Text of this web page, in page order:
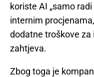
koriste AI „samo
internim
dodatne troškove
zahtjeva.
Zbog toga je